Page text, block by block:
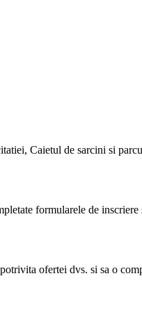
Caietul de sarcini si
formularele de
ofertei dvs. si sa o